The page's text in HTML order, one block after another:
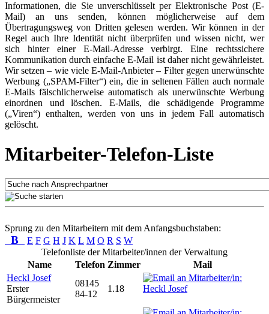
Informationen, die Sie unverschlüsselt per Elektronische Post (E-
Mail) an uns senden, können möglicherweise auf dem
Übertragungsweg von Dritten gelesen werden. Wir können in der
Regel auch Ihre Identität nicht überprüfen und wissen nicht, wer
sich hinter einer E-Mail-Adresse verbirgt. Eine rechtssichere
Kommunikation durch einfache E-Mail ist daher nicht gewährleistet.
Wir setzen – wie viele E-Mail-Anbieter – Filter gegen unerwünschte
Werbung („SPAM-Filter“) ein, die in seltenen Fällen auch normale
E-Mails fälschlicherweise automatisch als unerwünschte Werbung
einordnen und löschen. E-Mails, die schädigende Programme
(„Viren“) enthalten, werden von uns in jedem Fall automatisch
gelöscht.
Mitarbeiter-Telefon-Liste
Sprung zu den Mitarbeitern mit dem Anfangsbuchstaben:
B E F G H J K L M O R S W
Telefonliste der Mitarbeiter/innen der Verwaltung
Name
Telefon Zimmer
Mail
Heckl Josef
Erster
Bürgermeister
08145
84-12
1.18